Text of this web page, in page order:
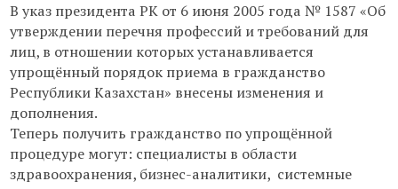
В указ президента РК от 6 июня 2005 года № 1587 «Об
утверждении перечня профессий и требований для
лиц, в отношении которых устанавливается
упрощённый порядок приема в гражданство
Республики Казахстан» внесены изменения и
дополнения.
Теперь получить гражданство по упрощённой
процедуре могут: специалисты в области
здравоохранения, бизнес-аналитики, системные